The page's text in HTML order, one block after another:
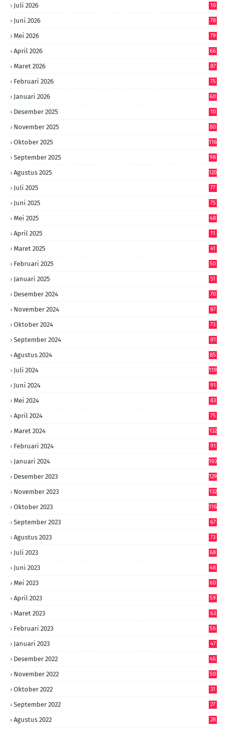
Juli 2026
10
Juni 2026 78
Mei 2026 79
April 2026 66
Maret 2026 87
Februari 2026 75
Januari 2026 60
Desember 2025
10
November 2025 80
Oktober 2025 116
September 2025 98
Agustus 2025 120
Juli 2025 77
Juni 2025 75
Mei 2025 48
April 2025 11
Maret 2025 41
Februari 2025 50
Januari 2025 51
Desember 2024 70
November 2024 87
Oktober 2024 73
September 2024 81
Agustus 2024 85
Juli 2024 119
Juni 2024 91
Mei 2024 83
April 2024 75
Maret 2024 132
Februari 2024 91
Januari 2024 103
Desember 2023 129
November 2023 132
Oktober 2023 116
September 2023 67
Agustus 2023 73
Juli 2023 68
Juni 2023 48
Mei 2023 60
April 2023 59
Maret 2023 63
Februari 2023 56
Januari 2023 47
Desember 2022 46
November 2022 50
Oktober 2022 31
September 2022 27
Agustus 2022 28